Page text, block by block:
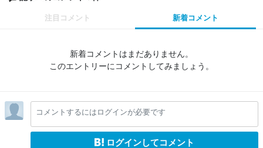
注目コメント 新着コメント
新着コメントはまだありません。
このエントリーにコメントしてみましょう。
コメントするにはログインが必要です
ログインしてコメント